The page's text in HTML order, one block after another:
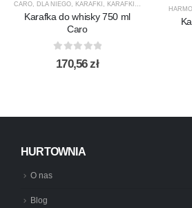
CARO, DLA NIEGO, KARAFKI , KARAFKI DO WHISKY
Karafka do whisky 750 ml
Caro
out of 5
170,56zł
HURTOWNIA
O nas
Blog